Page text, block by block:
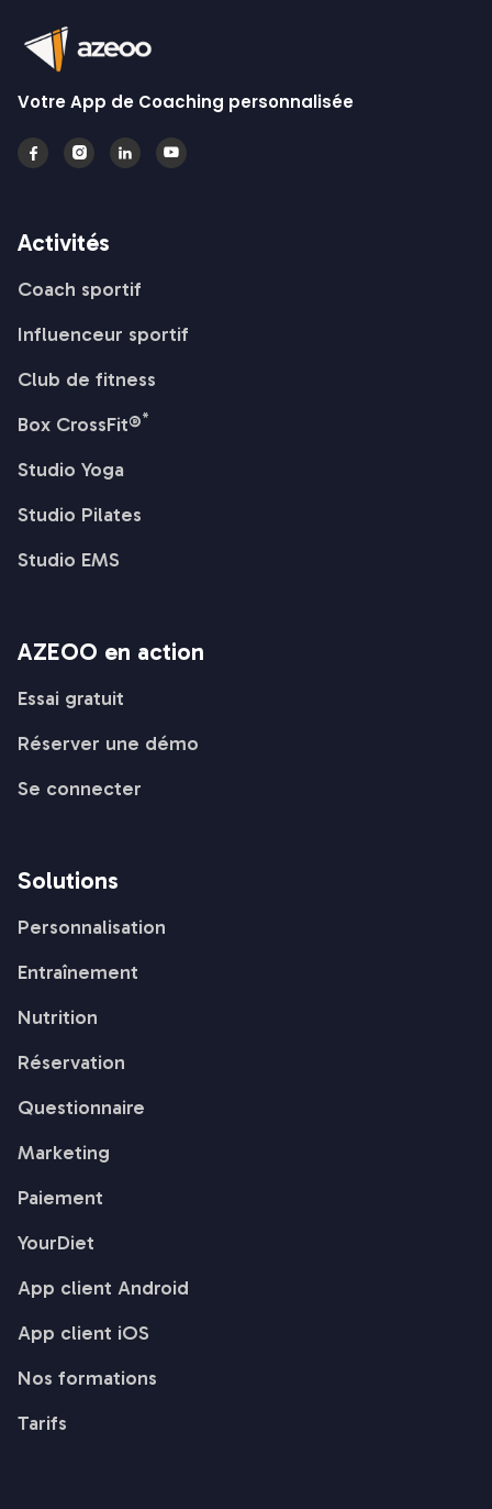
Votre App de Coaching personnalisée
   
Activités
Coach sportif
Influenceur sportif
Club de fitness
Box CrossFit®*
Studio Yoga
Studio Pilates
Studio EMS
AZEOO en action
Essai gratuit
Réserver une démo
Se connecter
Solutions
Personnalisation
Entraînement
Nutrition
Réservation
Questionnaire
Marketing
Paiement
YourDiet
App client Android
App client iOS
Nos formations
Tarifs